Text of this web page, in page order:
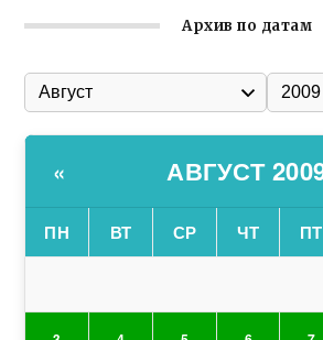
Архив по датам
« АВГУСТ
ПН ВТ СР ЧТ ПТ